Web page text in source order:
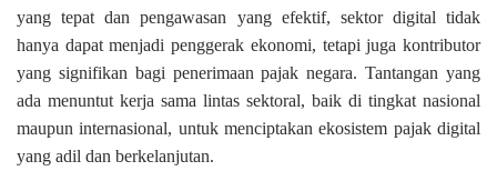
yang tepat dan pengawasan yang efektif, sektor digital tidak
hanya dapat menjadi penggerak ekonomi, tetapi juga kontributor
yang signifikan bagi penerimaan pajak negara. Tantangan yang
ada menuntut kerja sama lintas sektoral, baik di tingkat nasional
maupun internasional, untuk menciptakan ekosistem pajak digital
yang adil dan berkelanjutan.